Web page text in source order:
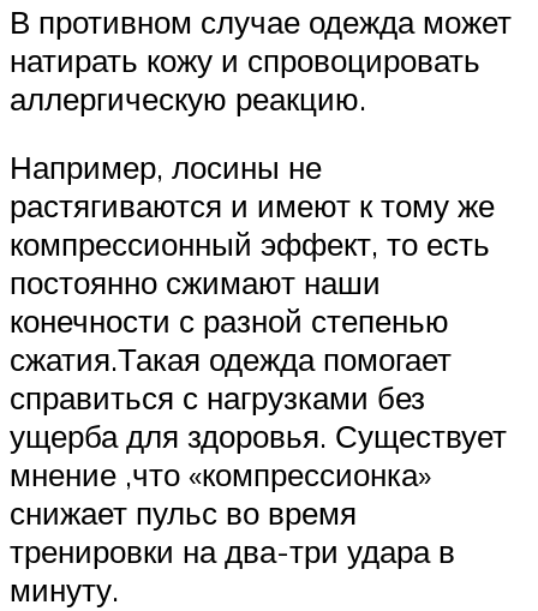
В противном случае одежда может
натирать кожу и спровоцировать
аллергическую реакцию.
Например, лосины не
растягиваются и имеют к тому же
компрессионный эффект, то есть
постоянно сжимают наши
конечности с разной степенью
сжатия.Такая одежда помогает
справиться с нагрузками без
ущерба для здоровья. Существует
мнение ,что «компрессионка»
снижает пульс во время
тренировки на два-три удара в
минуту.